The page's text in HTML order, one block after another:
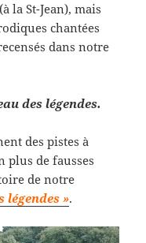
la St-Jean), mais
chantées
dans notre
des légendes.
des pistes à
plus de fausses
de notre
légendes ».